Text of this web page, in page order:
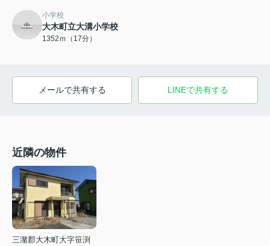
小学校
大木町立大溝小学校
1352ｍ（17分）
メールで共有する LINEで共有する
近隣の物件
三潴郡大木町大字笹渕